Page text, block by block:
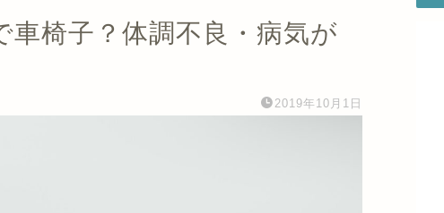
車椅子？体調不良・病気が
2019年10月1日